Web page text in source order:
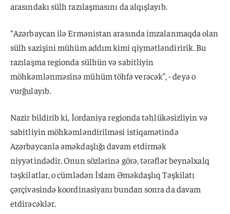
arasındakı sülh razılaşmasını da alqışlayıb.
“Azərbaycan ilə Ermənistan arasında imzalanmaqda olan
sülh sazişini mühüm addım kimi qiymətləndiririk. Bu
razılaşma regionda sülhün və sabitliyin
möhkəmlənməsinə mühüm töhfə verəcək”, - deyə o
vurğulayıb.
Nazir bildirib ki, İordaniya regionda təhlükəsizliyin və
sabitliyin möhkəmləndirilməsi istiqamətində
Azərbaycanla əməkdaşlığı davam etdirmək
niyyətindədir. Onun sözlərinə görə, tərəflər beynəlxalq
təşkilatlar, o cümlədən İslam Əməkdaşlıq Təşkilatı
çərçivəsində koordinasiyanı bundan sonra da davam
etdirəcəklər.